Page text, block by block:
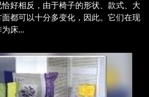
好相反，由于椅子的形状、款式、大
都可以十分多变化，因此。它们在现
床...